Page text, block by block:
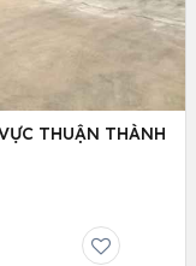
THUẬN THÀNH